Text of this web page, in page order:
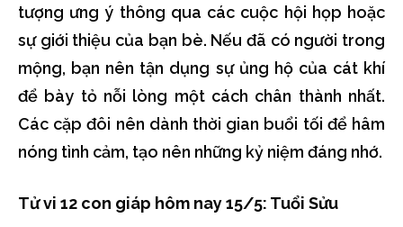
tượng ưng ý thông qua các cuộc hội họp hoặc
sự giới thiệu của bạn bè. Nếu đã có người trong
mộng, bạn nên tận dụng sự ủng hộ của cát khí
để bày tỏ nỗi lòng một cách chân thành nhất.
Các cặp đôi nên dành thời gian buổi tối để hâm
nóng tình cảm, tạo nên những kỷ niệm đáng nhớ.
Tử vi 12 con giáp hôm nay 15/5: Tuổi Sửu